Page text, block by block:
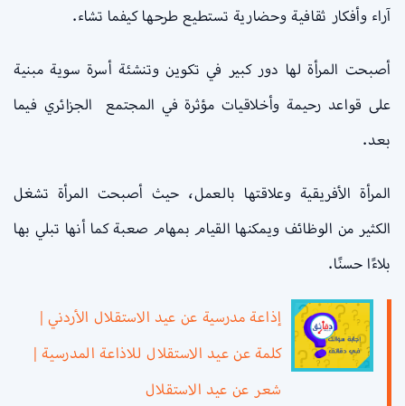
آراء وأفكار ثقافية وحضارية تستطيع طرحها كيفما تشاء.
أصبحت المرأة لها دور كبير في تكوين وتنشئة أسرة سوية مبنية
على قواعد رحيمة وأخلاقيات مؤثرة في المجتمع الجزائري فيما
بعد.
المرأة الأفريقية وعلاقتها بالعمل، حيث أصبحت المرأة تشغل
الكثير من الوظائف ويمكنها القيام بمهام صعبة كما أنها تبلي بها
بلاءًا حسنًا.
إذاعة مدرسية عن عيد الاستقلال الأردني |
كلمة عن عيد الاستقلال للاذاعة المدرسية |
شعر عن عيد الاستقلال